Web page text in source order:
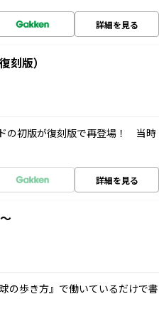
詳細を見る
刻版）
の初版が復刻版で再登場！ 当時
詳細を見る
の歩き方』で働いているだけで書